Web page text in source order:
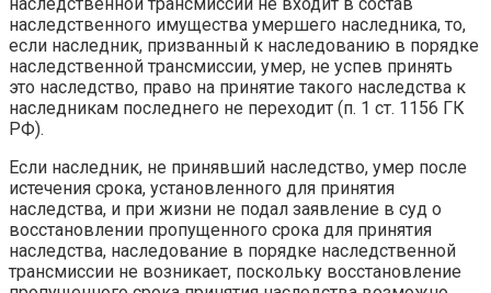
наследственного имущества умершего наследника, то,
если наследник, призванный к наследованию в порядке
наследственной трансмиссии, умер, не успев принять
это наследство, право на принятие такого наследства к
наследникам последнего не переходит (п. 1 ст. 1156 ГК
РФ).
Если наследник, не принявший наследство, умер после
истечения срока, установленного для принятия
наследства, и при жизни не подал заявление в суд о
восстановлении пропущенного срока для принятия
наследства, наследование в порядке наследственной
трансмиссии не возникает, поскольку восстановление